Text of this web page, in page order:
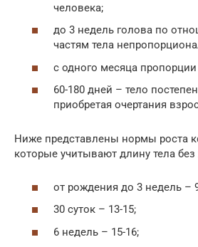
человека;
до 3 недель голова по
частям тела
с одного месяца
60-180 дней – тело
приобретая очертания
Ниже представлены нормы роста
которые учитывают длину тела без
от рождения до 3 недель –
30 суток – 13-15;
6 недель – 15-16;